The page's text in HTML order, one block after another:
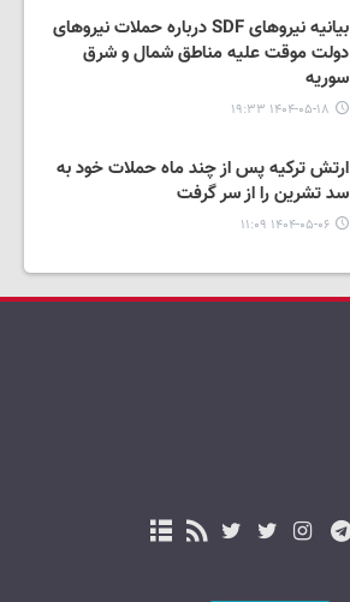
بیانیه نیروهای SDF درباره حملات نیروهای
دولت موقت علیه مناطق شمال و شرق
سوریه
۱۴۰۴-۰۵-۱۸ ۱۹:۳۳
ارتش ترکیه پس از چند ماه حملات خود به
سد تشرین را از سر گرفت
۱۴۰۴-۰۵-۰۶ ۱۱:۰۹